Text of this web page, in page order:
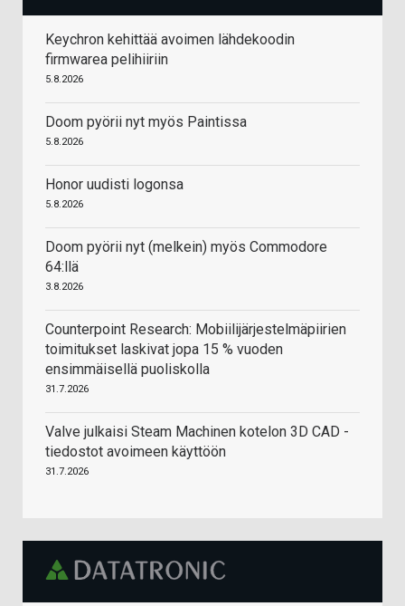
Keychron kehittää avoimen lähdekoodin
firmwarea pelihiiriin
5.8.2026
Doom pyörii nyt myös Paintissa
5.8.2026
Honor uudisti logonsa
5.8.2026
Doom pyörii nyt (melkein) myös Commodore
64:llä
3.8.2026
Counterpoint Research: Mobiilijärjestelmäpiirien
toimitukset laskivat jopa 15 % vuoden
ensimmäisellä puoliskolla
31.7.2026
Valve julkaisi Steam Machinen kotelon 3D CAD -
tiedostot avoimeen käyttöön
31.7.2026